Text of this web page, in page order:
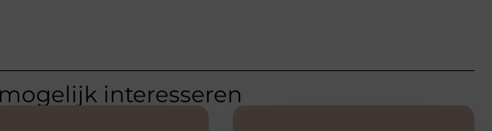
interesseren